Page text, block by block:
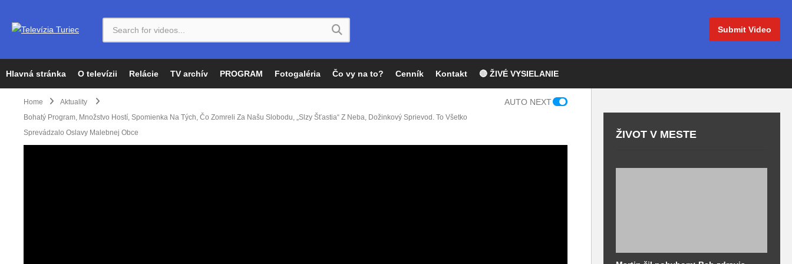
Submit Video
Hlavná stránka O televízii Relácie TV archív PROGRAM Fotogaléria Čo vy na to? Cenník Kontakt 🔴 ŽIVÉ VYSIELANIE
Home
Aktuality
Bohatý Program, Množstvo Hostí, Spomienka Na Tých, Čo Zomreli Za Našu Slobodu, „slzy Šťastia“ Z Neba, Dožinkový Sprievod. To Všetko
Sprevádzalo Oslavy Malebnej Obce
AUTO NEXT
ŽIVOT V MESTE